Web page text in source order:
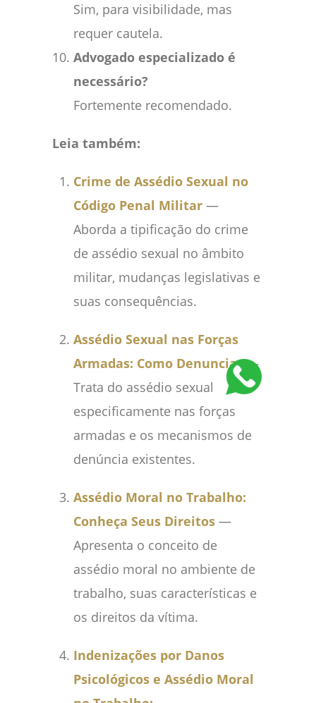
Sim, para visibilidade, mas
requer cautela.
Advogado especializado é
necessário?
Fortemente recomendado.
Leia também:
Crime de Assédio Sexual no
Código Penal Militar —
Aborda a tipificação do crime
de assédio sexual no âmbito
militar, mudanças legislativas e
suas consequências.
Assédio Sexual nas Forças
Armadas: Como Denunciar—
Trata do assédio sexual
especificamente nas forças
armadas e os mecanismos de
denúncia existentes.
Assédio Moral no Trabalho:
Conheça Seus Direitos —
Apresenta o conceito de
assédio moral no ambiente de
trabalho, suas características e
os direitos da vítima.
Indenizações por Danos
Psicológicos e Assédio Moral